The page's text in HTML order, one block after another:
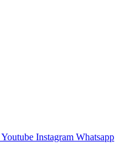
Youtube Instagram Whatsapp